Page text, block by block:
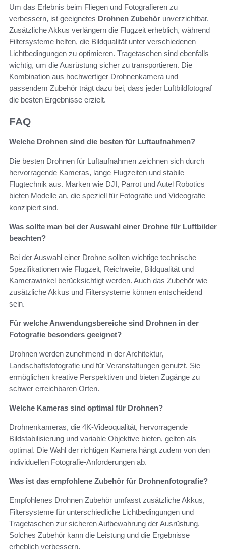
Um das Erlebnis beim Fliegen und Fotografieren zu
verbessern, ist geeignetes Drohnen Zubehör unverzichtbar.
Zusätzliche Akkus verlängern die Flugzeit erheblich, während
Filtersysteme helfen, die Bildqualität unter verschiedenen
Lichtbedingungen zu optimieren. Tragetaschen sind ebenfalls
wichtig, um die Ausrüstung sicher zu transportieren. Die
Kombination aus hochwertiger Drohnenkamera und
passendem Zubehör trägt dazu bei, dass jeder Luftbildfotograf
die besten Ergebnisse erzielt.
FAQ
Welche Drohnen sind die besten für Luftaufnahmen?
Die besten Drohnen für Luftaufnahmen zeichnen sich durch
hervorragende Kameras, lange Flugzeiten und stabile
Flugtechnik aus. Marken wie DJI, Parrot und Autel Robotics
bieten Modelle an, die speziell für Fotografie und Videografie
konzipiert sind.
Was sollte man bei der Auswahl einer Drohne für Luftbilder
beachten?
Bei der Auswahl einer Drohne sollten wichtige technische
Spezifikationen wie Flugzeit, Reichweite, Bildqualität und
Kamerawinkel berücksichtigt werden. Auch das Zubehör wie
zusätzliche Akkus und Filtersysteme können entscheidend
sein.
Für welche Anwendungsbereiche sind Drohnen in der
Fotografie besonders geeignet?
Drohnen werden zunehmend in der Architektur,
Landschaftsfotografie und für Veranstaltungen genutzt. Sie
ermöglichen kreative Perspektiven und bieten Zugänge zu
schwer erreichbaren Orten.
Welche Kameras sind optimal für Drohnen?
Drohnenkameras, die 4K-Videoqualität, hervorragende
Bildstabilisierung und variable Objektive bieten, gelten als
optimal. Die Wahl der richtigen Kamera hängt zudem von den
individuellen Fotografie-Anforderungen ab.
Was ist das empfohlene Zubehör für Drohnenfotografie?
Empfohlenes Drohnen Zubehör umfasst zusätzliche Akkus,
Filtersysteme für unterschiedliche Lichtbedingungen und
Tragetaschen zur sicheren Aufbewahrung der Ausrüstung.
Solches Zubehör kann die Leistung und die Ergebnisse
erheblich verbessern.